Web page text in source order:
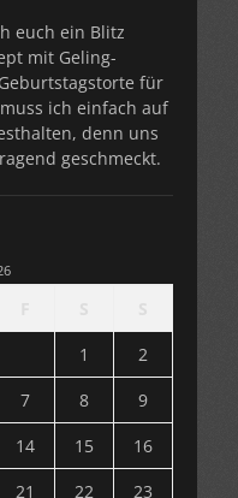
euch ein Blitz
mit Geling-
für
ich einfach auf
denn uns
geschmeckt.
1
2
7 8
9
14 15
16
21 22
23